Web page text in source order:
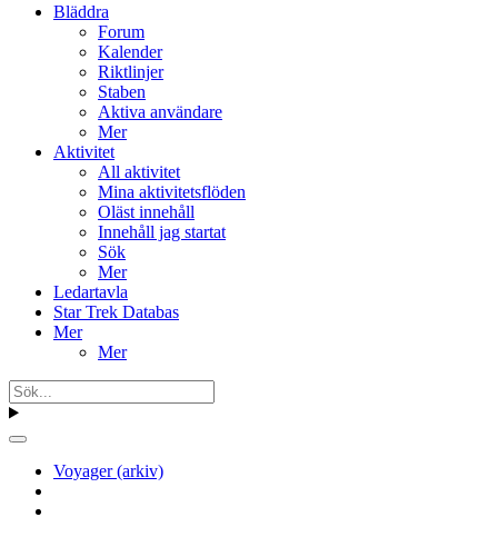
Bläddra
Forum
Kalender
Riktlinjer
Staben
Aktiva användare
Mer
Aktivitet
All aktivitet
Mina aktivitetsflöden
Oläst innehåll
Innehåll jag startat
Sök
Mer
Ledartavla
Star Trek Databas
Mer
Mer
Voyager (arkiv)